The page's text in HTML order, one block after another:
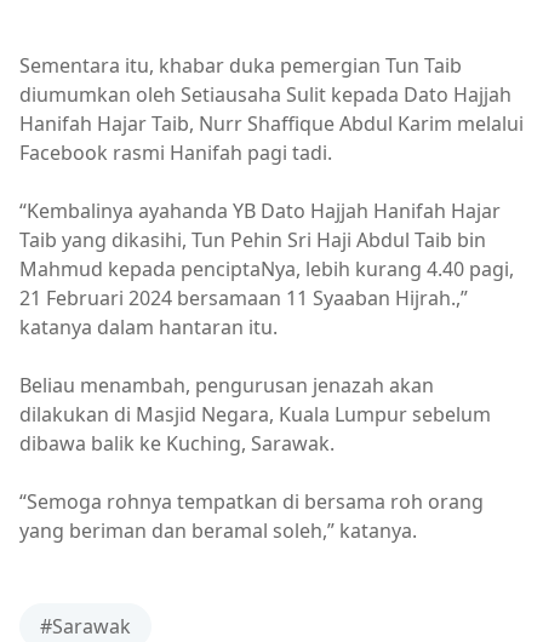
Sementara itu, khabar duka pemergian Tun Taib
diumumkan oleh Setiausaha Sulit kepada Dato Hajjah
Hanifah Hajar Taib, Nurr Shaffique Abdul Karim melalui
Facebook rasmi Hanifah pagi tadi.
“Kembalinya ayahanda YB Dato Hajjah Hanifah Hajar
Taib yang dikasihi, Tun Pehin Sri Haji Abdul Taib bin
Mahmud kepada penciptaNya, lebih kurang 4.40 pagi,
21 Februari 2024 bersamaan 11 Syaaban Hijrah.,”
katanya dalam hantaran itu.
Beliau menambah, pengurusan jenazah akan
dilakukan di Masjid Negara, Kuala Lumpur sebelum
dibawa balik ke Kuching, Sarawak.
“Semoga rohnya tempatkan di bersama roh orang
yang beriman dan beramal soleh,” katanya.
#Sarawak